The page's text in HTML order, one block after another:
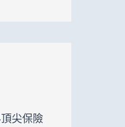
尖保險